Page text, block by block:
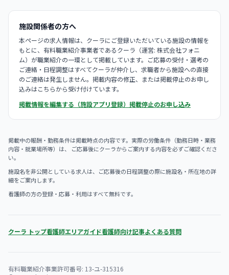
施設関係者の方へ
本ページの求人情報は、クーラにご登録いただいている施設の情報を
もとに、有料職業紹介事業者であるクーラ（運営: 株式会社フォニ
ム）が職業紹介の一環として掲載しています。ご応募の受付・選考の
ご連絡・日程調整はすべてクーラが仲介し、求職者から施設への直接
のご連絡は発生しません。掲載内容の修正、または掲載停止のお申し
込みはこちらから受け付けています。
掲載情報を編集する（施設アプリ登録） 掲載停止のお申し込み
掲載中の報酬・勤務条件は掲載時点の内容です。実際の労働条件（勤務日時・業務
内容・就業場所等）は、 ご応募後にクーラからご案内する内容を必ずご確認くださ
い。
施設名を非公開としている求人は、ご応募後の日程調整の際に施設名・所在地の詳
細をご案内します。
看護師の方の登録・応募・利用はすべて無料です。
クーラ トップ看護師エリアガイド看護師向け記事よくある質問
有料職業紹介事業許可番号: 13-ユ-315316